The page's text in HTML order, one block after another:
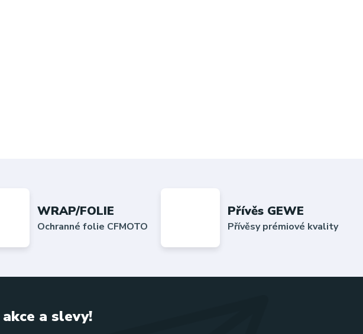
WRAP/FOLIE
Ochranné folie CFMOTO
Přívěs GEWE
Přívěsy prémiové kvality
a slevy!